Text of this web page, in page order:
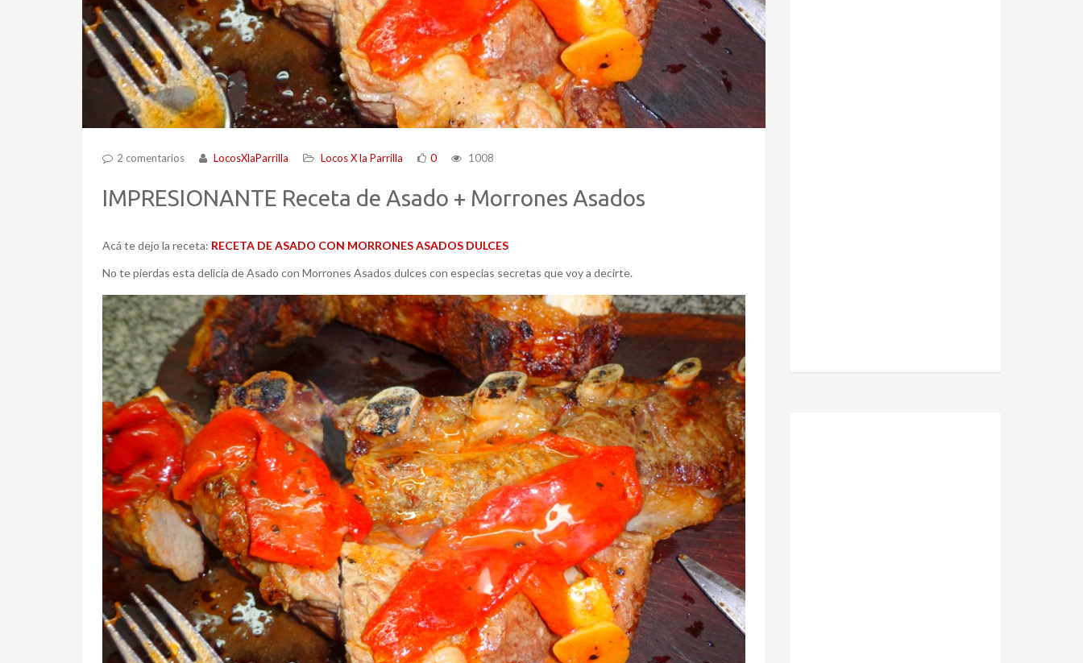
2 comentarios LocosXlaParrilla Locos X la Parrilla 0 1008
IMPRESIONANTE Receta de Asado + Morrones Asados
Acá te dejo la receta: RECETA DE ASADO CON MORRONES ASADOS DULCES
No te pierdas esta delicia de Asado con Morrones Asados dulces con especias secretas que voy a decirte.